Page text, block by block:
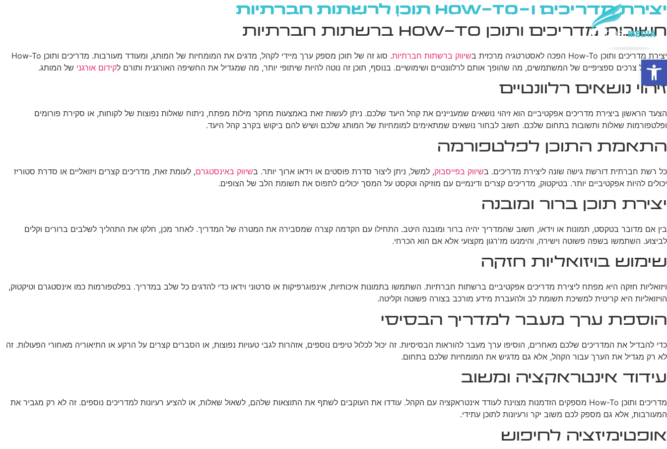
פתח סרגל נגישות
בית מי אנחנו פרסום בגוגל רשתות חברתיות בניית אתרים בלוג
יצירת מדריכים ו-How-To תוכן לרשתות חברתיות
חשיבות מדריכים ותוכן How-To ברשתות חברתיות
יצירת מדריכים ותוכן How-To הפכה לאסטרטגיה מרכזית ב שיווק ברשתות חברתיות
. סוג זה של תוכן מספק ערך מיידי לקהל, מדגים את המומחיות של המותג, ומעודד מעורבות. מדריכים ותוכן How-To
עונים על צרכים ספציפיים של המשתמשים, מה שהופך אותם לרלוונטיים ושימושיים. בנוסף, תוכן זה נוטה להיות שיתופי יותר, מה שמגדיל את החשיפה האורגנית ותורם לקידום אורגני של המותג.
זיהוי נושאים רלוונטיים
הצעד הראשון ביצירת מדריכים אפקטיביים הוא זיהוי נושאים שמעניינים את קהל היעד שלכם. ניתן לעשות זאת באמצעות מחקר מילות מפתח, ניתוח שאלות נפוצות של לקוחות, או סקירת פורומים
ופלטפורמות שאלות ותשובות בתחום שלכם. חשוב לבחור נושאים שמתאימים למומחיות של המותג שלכם ושיש להם ביקוש בקרב קהל היעד.
התאמת התוכן לפלטפורמה
כל רשת חברתית דורשת גישה שונה ליצירת מדריכים. בשיווק בפייסבוק, למשל, ניתן ליצור סדרת פוסטים או וידאו ארוך יותר. בשיווק באינסטגרם, לעומת זאת, מדריכים קצרים ויזואליים או סדרת סטוריז
יכולים להיות אפקטיביים יותר. בטיקטוק, מדריכים קצרים ודינמיים עם מוזיקה וטקסט על המסך יכולים לתפוס את תשומת הלב של הצופים.
יצירת תוכן ברור ומובנה
בין אם מדובר בטקסט, תמונות או וידאו, חשוב שהמדריך יהיה ברור ומובנה היטב. התחילו עם הקדמה קצרה שמסבירה את המטרה של המדריך. לאחר מכן, חלקו את התהליך לשלבים ברורים וקלים
לביצוע. השתמשו בשפה פשוטה וישירה, והימנעו מז'רגון מקצועי אלא אם הוא הכרחי.
שימוש בויזואליות חזקה
ויזואליות חזקה היא מפתח ליצירת מדריכים אפקטיביים ברשתות חברתיות. השתמשו בתמונות איכותיות, אינפוגרפיקות או סרטוני וידאו כדי להדגים כל שלב במדריך. בפלטפורמות כמו אינסטגרם וטיקטוק,
הויזואליות היא קריטית למשיכת תשומת לב ולהעברת מידע מורכב בצורה פשוטה וקליטה.
הוספת ערך מעבר למדריך הבסיסי
כדי להבדיל את המדריכים שלכם מאחרים, הוסיפו ערך מעבר להוראות הבסיסיות. זה יכול לכלול טיפים נוספים, אזהרות לגבי טעויות נפוצות, או הסברים קצרים על הרקע או התיאוריה מאחורי הפעולות. זה
לא רק מגדיל את הערך עבור הקהל, אלא גם מדגיש את המומחיות שלכם בתחום.
עידוד אינטראקציה ומשוב
מדריכים ותוכן How-To מספקים הזדמנות מצוינת לעודד אינטראקציה עם הקהל. עודדו את העוקבים לשתף את התוצאות שלהם, לשאול שאלות, או להציע רעיונות למדריכים נוספים. זה לא רק מגביר את
המעורבות, אלא גם מספק לכם משוב יקר ורעיונות לתוכן עתידי.
אופטימיזציה לחיפוש